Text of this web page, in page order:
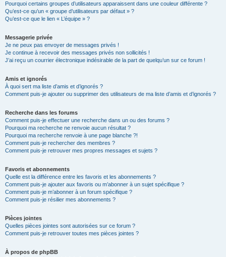
Pourquoi certains groupes d’utilisateurs apparaissent dans une couleur différente ?
Qu’est-ce qu’un « groupe d’utilisateurs par défaut » ?
Qu’est-ce que le lien « L’équipe » ?
Messagerie privée
Je ne peux pas envoyer de messages privés !
Je continue à recevoir des messages privés non sollicités !
J’ai reçu un courrier électronique indésirable de la part de quelqu’un sur ce forum !
Amis et ignorés
À quoi sert ma liste d’amis et d’ignorés ?
Comment puis-je ajouter ou supprimer des utilisateurs de ma liste d’amis et d’ignorés ?
Recherche dans les forums
Comment puis-je effectuer une recherche dans un ou des forums ?
Pourquoi ma recherche ne renvoie aucun résultat ?
Pourquoi ma recherche renvoie à une page blanche ?!
Comment puis-je rechercher des membres ?
Comment puis-je retrouver mes propres messages et sujets ?
Favoris et abonnements
Quelle est la différence entre les favoris et les abonnements ?
Comment puis-je ajouter aux favoris ou m’abonner à un sujet spécifique ?
Comment puis-je m’abonner à un forum spécifique ?
Comment puis-je résilier mes abonnements ?
Pièces jointes
Quelles pièces jointes sont autorisées sur ce forum ?
Comment puis-je retrouver toutes mes pièces jointes ?
À propos de phpBB